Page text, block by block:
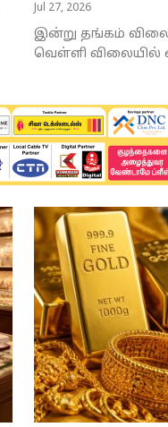
Jul 27, 2026
இன்று தங்கம் விலை
வெள்ளி விலையில்